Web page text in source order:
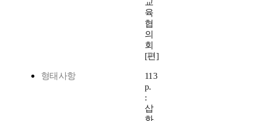
교
육
협
의
회
[편]
형태사항
113
p.
:
삽